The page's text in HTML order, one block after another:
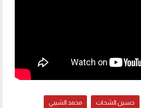
حسين الشحات محمد الشيبي